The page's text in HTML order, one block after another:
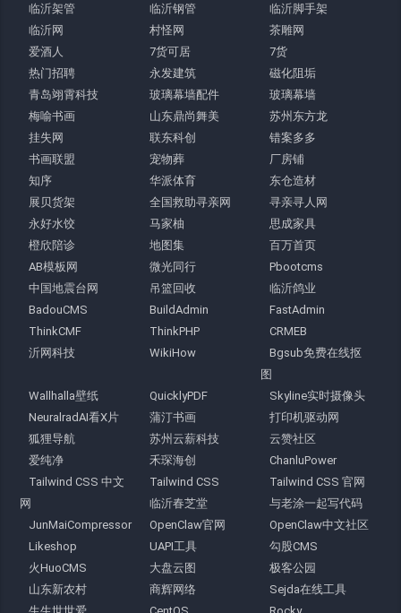
临沂架管
临沂钢管
临沂脚手架
临沂网
村怪网
茶雕网
爱酒人
7货可居
7货
热门招聘
永发建筑
磁化阻垢
青岛翊霄科技
玻璃幕墙配件
玻璃幕墙
梅喻书画
山东鼎尚舞美
苏州东方龙
挂失网
联东科创
错案多多
书画联盟
宠物葬
厂房铺
知序
华派体育
东仓造材
展贝货架
全国救助寻亲网
寻亲寻人网
永好水饺
马家柚
思成家具
橙欣陪诊
地图集
百万首页
AB模板网
微光同行
Pbootcms
中国地震台网
吊篮回收
临沂鸽业
BadouCMS
BuildAdmin
FastAdmin
ThinkCMF
ThinkPHP
CRMEB
沂网科技
WikiHow
Bgsub免费在线抠
图
Wallhalla壁纸
QuicklyPDF
Skyline实时摄像头
NeuralradAI看X片
蒲汀书画
打印机驱动网
狐狸导航
苏州云薪科技
云赞社区
爱纯净
禾琛海创
ChanluPower
Tailwind CSS 中文
网
Tailwind CSS
Tailwind CSS 官网
临沂春芝堂
与老涂一起写代码
JunMaiCompressor
OpenClaw官网
OpenClaw中文社区
Likeshop
UAPI工具
勾股CMS
火HuoCMS
大盘云图
极客公园
山东新农村
商辉网络
Sejda在线工具